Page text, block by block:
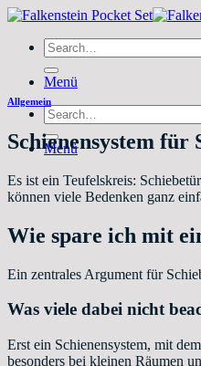
Zum
springenSearch
for:
Menü
Search
for:
Menü
Allgemein
Schienensystem
Es ist ein Teufelskreis:
können viele Bedenken ganz
Wie spare ich mit
Ein zentrales Argument für
Was viele dabei nicht
Erst ein Schienensystem, mit
besonders bei kleinen Räumen